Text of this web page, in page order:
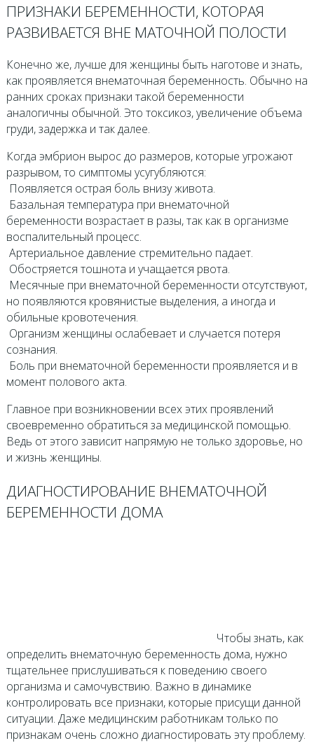
ПРИЗНАКИ БЕРЕМЕННОСТИ, КОТОРАЯ
РАЗВИВАЕТСЯ ВНЕ МАТОЧНОЙ ПОЛОСТИ
Конечно же, лучше для женщины быть наготове и знать,
как проявляется внематочная беременность. Обычно на
ранних сроках признаки такой беременности
аналогичны обычной. Это токсикоз, увеличение объема
груди, задержка и так далее.
Когда эмбрион вырос до размеров, которые угрожают
разрывом, то симптомы усугубляются:
­ Появляется острая боль внизу живота.
­ Базальная температура при внематочной
беременности возрастает в разы, так как в организме
воспалительный процесс.
­ Артериальное давление стремительно падает.
­ Обостряется тошнота и учащается рвота.
­ Месячные при внематочной беременности отсутствуют,
но появляются кровянистые выделения, а иногда и
обильные кровотечения.
­ Организм женщины ослабевает и случается потеря
сознания.
­ Боль при внематочной беременности проявляется и в
момент полового акта.
Главное при возникновении всех этих проявлений
своевременно обратиться за медицинской помощью.
Ведь от этого зависит напрямую не только здоровье, но
и жизнь женщины.
ДИАГНОСТИРОВАНИЕ ВНЕМАТОЧНОЙ
БЕРЕМЕННОСТИ ДОМА
Чтобы знать, как
определить внематочную беременность дома, нужно
тщательнее прислушиваться к поведению своего
организма и самочувствию. Важно в динамике
контролировать все признаки, которые присущи данной
ситуации. Даже медицинским работникам только по
признакам очень сложно диагностировать эту проблему.